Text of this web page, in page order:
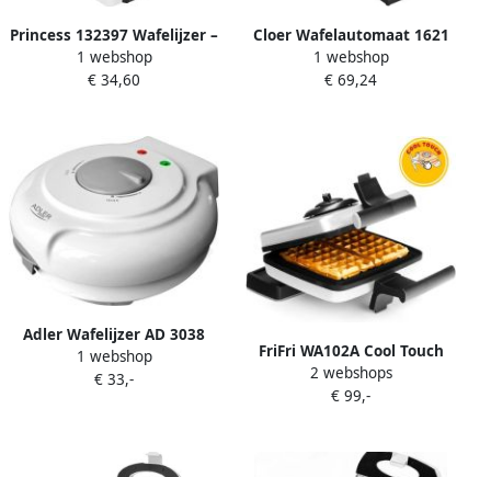
Princess 132397 Wafelijzer –
2 Belgische wafels – 4x7
Regelbare thermostaat Anti
1 webshop
€ 34,60
Cloer Wafelautomaat 1621
1 webshop
€ 69,24
Adler Wafelijzer AD 3038
1500 Watt
1 webshop
€ 33,-
FriFri WA102A Cool Touch
Wafelijzer Inclusief platen
voor 4 x 7 Traditionele
Rotatie Cool Touch
2 webshops
€ 99,-